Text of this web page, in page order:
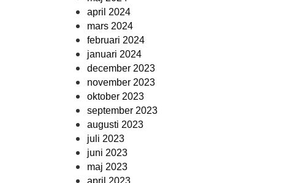
april 2024
mars 2024
februari 2024
januari 2024
december 2023
november 2023
oktober 2023
september 2023
augusti 2023
juli 2023
juni 2023
maj 2023
april 2023